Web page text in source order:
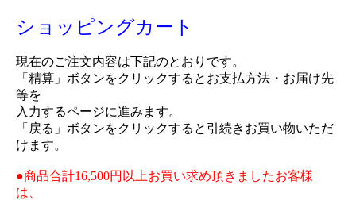
ショッピングカート
現在のご注文内容は下記のとおりです。
「精算」ボタンをクリックするとお支払方法・お届け先
等を
入力するページに進みます。
「戻る」ボタンをクリックすると引続きお買い物いただ
けます。
●商品合計16,500円以上お買い求め頂きましたお客様
は、